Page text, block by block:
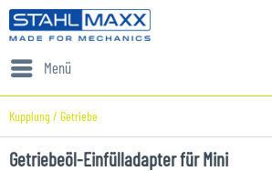
Menü
Kupplung / Getriebe
Getriebeöl-Einfülladapter für Mini